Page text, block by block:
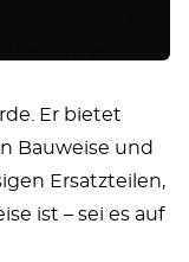
Er bietet
Bauweise und
Ersatzteilen,
ist – sei es auf